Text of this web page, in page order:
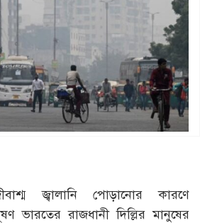
জ্বালানি পোড়ানোর কারণে
ভারতের রাজধানী দিল্লির মানুষের